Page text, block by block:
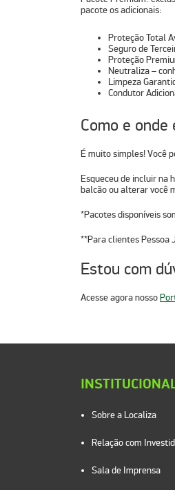
pacote os adicionais:
Proteção Total
Seguro de
Proteção
Neutraliza –
Limpeza
Condutor
Como e
É muito simples! Você
Esqueceu de incluir na
balcão ou alterar você
*Pacotes disponíveis
**Para clientes Pessoa
Estou com
Acesse agora nosso
Sobre a Localiza
Relação com
Sala de Imprensa